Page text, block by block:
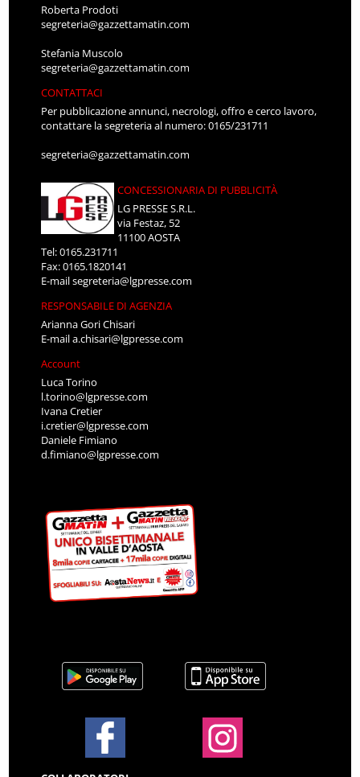
Roberta Prodoti
segreteria@gazzettamatin.com
Stefania Muscolo
segreteria@gazzettamatin.com
CONTATTACI
Per pubblicazione annunci, necrologi, offro e cerco lavoro,
contattare la segreteria al numero: 0165/231711
segreteria@gazzettamatin.com
CONCESSIONARIA DI PUBBLICITÀ
LG PRESSE S.R.L.
via Festaz, 52
11100 AOSTA
Tel: 0165.231711
Fax: 0165.1820141
E-mailsegreteria@lgpresse.com
RESPONSABILE DI AGENZIA
Arianna Gori Chisari
E-maila.chisari@lgpresse.com
Account
Luca Torino
l.torino@lgpresse.com
Ivana Cretier
i.cretier@lgpresse.com
Daniele Fimiano
d.fimiano@lgpresse.com